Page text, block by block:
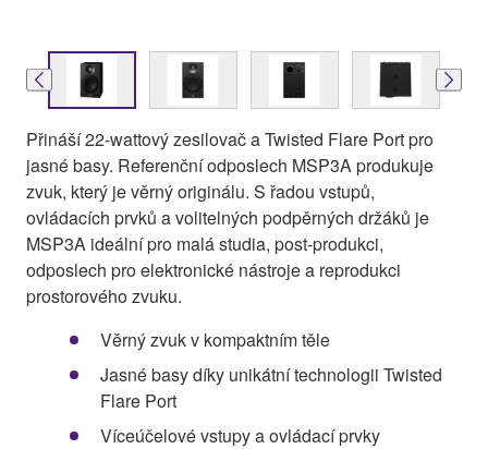
Přináší 22-wattový zesilovač a Twisted Flare Port pro
jasné basy. Referenční odposlech MSP3A produkuje
zvuk, který je věrný originálu. S řadou vstupů,
ovládacích prvků a volitelných podpěrných držáků je
MSP3A ideální pro malá studia, post-produkci,
odposlech pro elektronické nástroje a reprodukci
prostorového zvuku.
Věrný zvuk v kompaktním těle
Jasné basy díky unikátní technologii Twisted
Flare Port
Víceúčelové vstupy a ovládací prvky